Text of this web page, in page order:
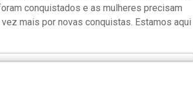
conquistados e as mulheres precisam
mais por novas conquistas. Estamos aqui